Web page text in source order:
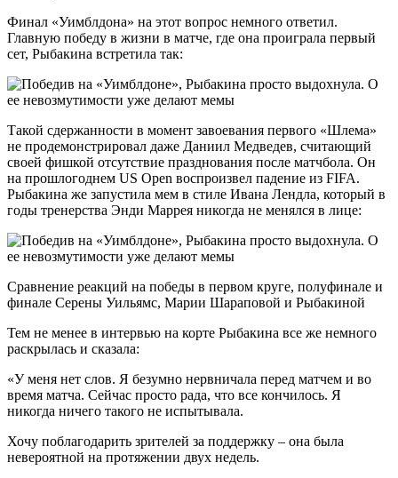
Финал «Уимблдона» на этот вопрос немного ответил.
Главную победу в жизни в матче, где она проиграла первый
сет, Рыбакина встретила так:
Такой сдержанности в момент завоевания первого «Шлема»
не продемонстрировал даже Даниил Медведев, считающий
своей фишкой отсутствие празднования после матчбола. Он
на прошлогоднем US Open воспроизвел падение из FIFA.
Рыбакина же запустила мем в стиле Ивана Лендла, который в
годы тренерства Энди Маррея никогда не менялся в лице:
Сравнение реакций на победы в первом круге, полуфинале и
финале Серены Уильямс, Марии Шараповой и Рыбакиной
Тем не менее в интервью на корте Рыбакина все же немного
раскрылась и сказала:
«У меня нет слов. Я безумно нервничала перед матчем и во
время матча. Сейчас просто рада, что все кончилось. Я
никогда ничего такого не испытывала.
Хочу поблагодарить зрителей за поддержку – она была
невероятной на протяжении двух недель.